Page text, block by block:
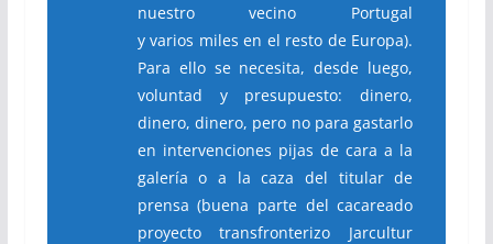
nuestro vecino Portugal
y varios miles en el resto de Europa).
Para ello se necesita, desde luego,
voluntad y presupuesto: dinero,
dinero, dinero, pero no para gastarlo
en intervenciones pijas de cara a la
galería o a la caza del titular de
prensa (buena parte del cacareado
proyecto transfronterizo Jarcultur